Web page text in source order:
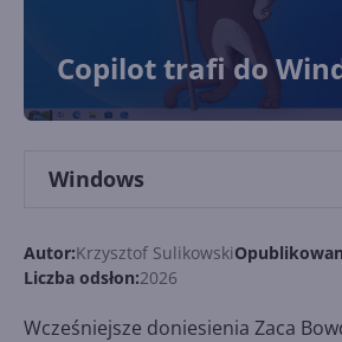
Copilot trafi do
Windows
Autor:Krzysztof Sulikowski
Liczba odsłon:2026
Wcześniejsze doniesienia Zaca